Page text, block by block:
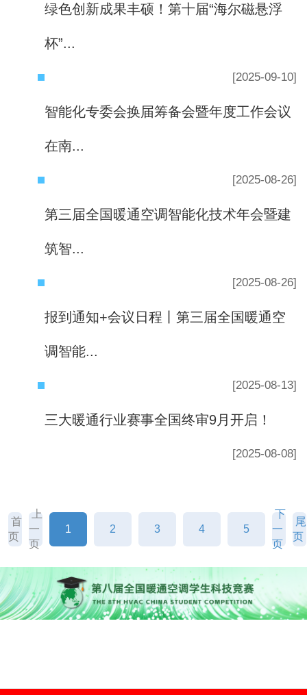
绿色创新成果丰硕！第十届“海尔磁悬浮
杯”...
[2025-09-10]
智能化专委会换届筹备会暨年度工作会议
在南...
[2025-08-26]
第三届全国暖通空调智能化技术年会暨建
筑智...
[2025-08-26]
报到通知+会议日程丨第三届全国暖通空
调智能...
[2025-08-13]
三大暖通行业赛事全国终审9月开启！
[2025-08-08]
首
页
上
一
页
1 2 3 4 5
下
一
页
尾
页